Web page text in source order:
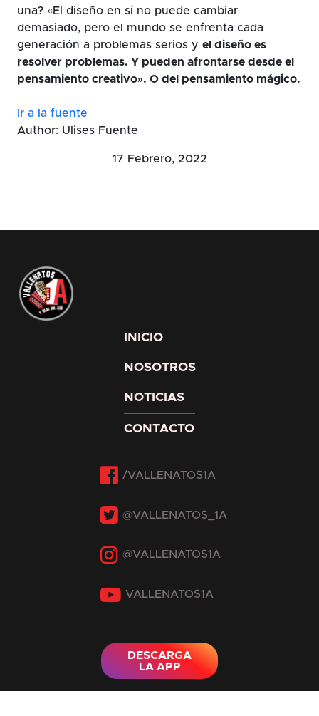
una? «El diseño en sí no puede cambiar
demasiado, pero el mundo se enfrenta cada
generación a problemas serios y el diseño es
resolver problemas. Y pueden afrontarse desde el
pensamiento creativo». O del pensamiento mágico.
Ir a la fuente
Author: Ulises Fuente
17 Febrero, 2022
INICIO
NOSOTROS
NOTICIAS
CONTACTO
DESCARGA
LA APP